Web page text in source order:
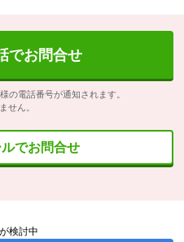
でお問合せ
の電話番号が通知されます。
せん。
ルでお問合せ
検討中